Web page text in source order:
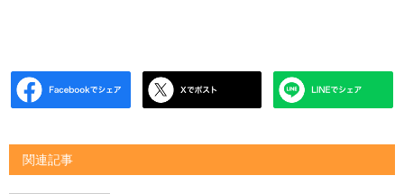
関連記事